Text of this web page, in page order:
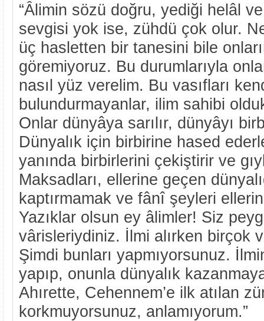
“Âlimin sözü doğru, yediği helâl
sevgisi yok ise, zühdü çok olur.
üç hasletten bir tanesini bile
göremiyoruz. Bu durumlarıyla
nasıl yüz verelim. Bu vasıfları
bulundurmayanlar, ilim sahibi
Onlar dünyâya sarılır, dünyâyı
Dünyalık için birbirine hased
yanında birbirlerini çekiştirir ve
Maksadları, ellerine geçen
kaptırmamak ve fânî şeyleri
Yazıklar olsun ey âlimler! Siz
vârisleriydiniz. İlmi alırken birçok
Şimdi bunları yapmıyorsunuz.
yapıp, onunla dünyalık
Ahırette, Cehennem’e ilk atılan
korkmuyorsunuz, anlamıyorum.”